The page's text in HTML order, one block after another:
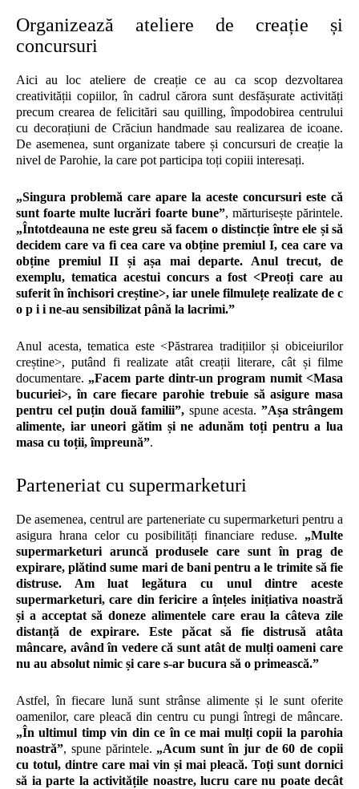
Organizează ateliere de creație și
concursuri
Aici au loc ateliere de creație ce au ca scop dezvoltarea
creativității copiilor, în cadrul cărora sunt desfășurate activități
precum crearea de felicitări sau quilling, împodobirea centrului
cu decorațiuni de Crăciun handmade sau realizarea de icoane.
De asemenea, sunt organizate tabere și concursuri de creație la
nivel de Parohie, la care pot participa toți copiii interesați.
„Singura problemă care apare la aceste concursuri este că
sunt foarte multe lucrări foarte bune”, mărturisește părintele.
„Întotdeauna ne este greu să facem o distincție între ele și să
decidem care va fi cea care va obține premiul I, cea care va
obține premiul II și așa mai departe. Anul trecut, de
exemplu, tematica acestui concurs a fost <Preoți care au
suferit în închisori creștine>, iar unele filmulețe realizate de c
o p i i ne-au sensibilizat până la lacrimi.”
Anul acesta, tematica este <Păstrarea tradițiilor și obiceiurilor
creștine>, putând fi realizate atât creații literare, cât și filme
documentare. „Facem parte dintr-un program numit <Masa
bucuriei>, în care fiecare parohie trebuie să asigure masa
pentru cel puțin două familii”, spune acesta. ”Așa strângem
alimente, iar uneori gătim și ne adunăm toți pentru a lua
masa cu toții, împreună”.
Parteneriat cu supermarketuri
De asemenea, centrul are parteneriate cu supermarketuri pentru a
asigura hrana celor cu posibilități financiare reduse. „Multe
supermarketuri aruncă produsele care sunt în prag de
expirare, plătind sume mari de bani pentru a le trimite să fie
distruse. Am luat legătura cu unul dintre aceste
supermarketuri, care din fericire a înțeles inițiativa noastră
și a acceptat să doneze alimentele care erau la câteva zile
distanță de expirare. Este păcat să fie distrusă atâta
mâncare, având în vedere că sunt atât de mulți oameni care
nu au absolut nimic și care s-ar bucura să o primească.”
Astfel, în fiecare lună sunt strânse alimente și le sunt oferite
oamenilor, care pleacă din centru cu pungi întregi de mâncare.
„În ultimul timp vin din ce în ce mai mulți copii la parohia
noastră”, spune părintele. „Acum sunt în jur de 60 de copii
cu totul, dintre care mai vin și mai pleacă. Toți sunt dornici
să ia parte la activitățile noastre, lucru care nu poate decât